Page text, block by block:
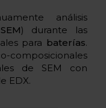
análisis
SEM) durante las
para baterías.
composicionales
de SEM con
EDX.